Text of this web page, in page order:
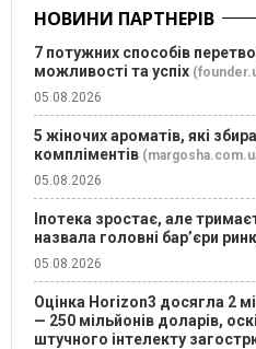
НОВИНИ ПАРТНЕРІВ
7 потужних способів
можливості та успіх
05.08.2026
5 жіночих ароматів, які
компліментів
05.08.2026
Іпотека зростає, але
назвала головні бар’єри
05.08.2026
Оцінка Horizon3 досягла 2
— 250 мільйонів доларів,
штучного інтелекту